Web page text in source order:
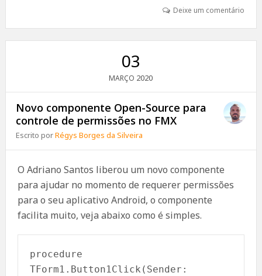
Deixe um comentário
03
MARÇO 2020
Novo componente Open-Source para
controle de permissões no FMX
Escrito porRégys Borges da Silveira
O Adriano Santos liberou um novo componente
para ajudar no momento de requerer permissões
para o seu aplicativo Android, o componente
facilita muito, veja abaixo como é simples.
procedure
TForm1.Button1Click(Sender: